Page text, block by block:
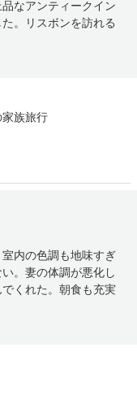
なアンティークイン
。リスボンを訪れる
族旅行
内の色調も地味すぎ
。妻の体調が悪化し
くれた。朝食も充実